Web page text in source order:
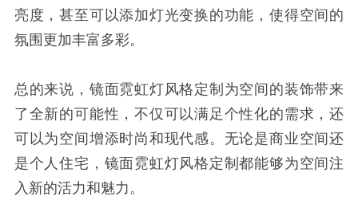
亮度，甚至可以添加灯光变换的功能，使得空间的
氛围更加丰富多彩。
总的来说，镜面霓虹灯风格定制为空间的装饰带来
了全新的可能性，不仅可以满足个性化的需求，还
可以为空间增添时尚和现代感。无论是商业空间还
是个人住宅，镜面霓虹灯风格定制都能够为空间注
入新的活力和魅力。